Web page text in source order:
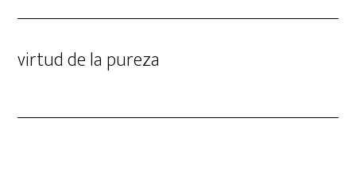
virtud de la pureza